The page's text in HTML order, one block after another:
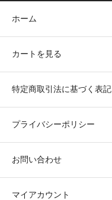
ホーム
カートを見る
特定商取引法に基づく表記
プライバシーポリシー
お問い合わせ
マイアカウント